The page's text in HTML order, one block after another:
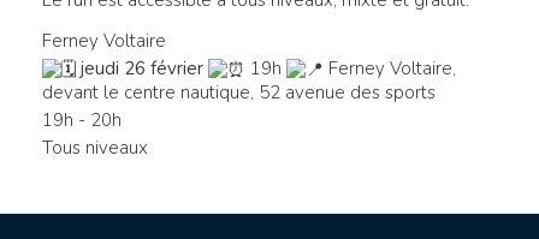
Ferney Voltaire
jeudi 26 février
19h
Ferney Voltaire,
devant le centre nautique, 52 avenue des sports
19h - 20h
Tous niveaux